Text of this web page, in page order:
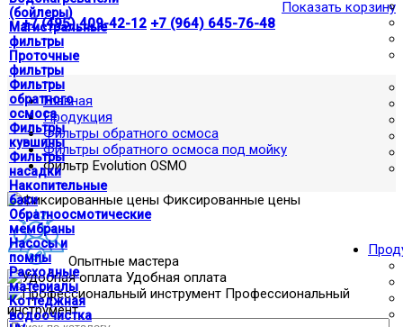
(бойлеры)
Магистральные
фильтры
Проточные
фильтры
Фильтры
обратного
осмоса
Фильтры
кувшины
Фильтры
насадки
Накопительные
баки
Обратноосмотические
мембраны
Насосы и
помпы
Расходные
материалы
Коттеджная
водоочистка
Показать корзину
| +7 (495) 409-42-12 +7 (964) 645-76-48
Главная
Продукция
Фильтры обратного осмоса
Фильтры обратного осмоса под мойку
Фильтр Evolution OSMO
Фиксированные цены
Опытные мастера
Удобная оплата
Профессиональный
инструмент